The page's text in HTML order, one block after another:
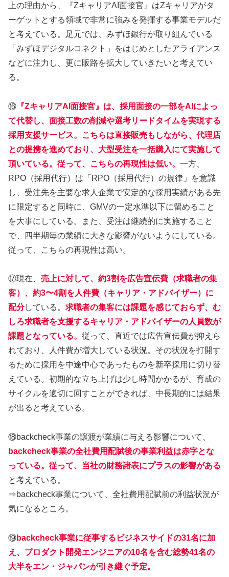
上の理由から、『ZキャリアAI面接官』はZキャリアがタ
ーゲットとする領域で非常に強みを発揮する事業モデルだ
と考えている。足元では、みずほ銀行が取り組んでいる
「みずほデジタルコネクト」をはじめとしたアライアンス
などに注力し、更に販路を拡大していきたいと考えてい
る。
⑯ 『ZキャリアAI面接官』は、採用面接の一部をAIによっ
て代替し、面接工数の削減や選考リードタイムを実現する
採用支援サービス。こちらは直接販売もしながら、代理店
との提携を進めており、大型受注を一括購入にて実施して
頂いている。従って、こちらの再現性は低い。 一方、
RPO（採用代行）は「RPO（採用代行）の規律」を意識
し、受注先を主要な求人企業で安定的な採用実績がある先
に限定すると同時に、GMVの一定水準以下に留めること
を大事にしている。また、受注は継続的に実施すること
で、四半期毎の業績に大きな影響がないようにしている。
従って、こちらの再現性は高い。
⑰現在、 売上に対して、約3割を広告宣伝費（求職者の集
客）、約3〜4割を人件費（キャリア・アドバイザー）に
配分している。 求職者の集客には課題を感じておらず、む
しろ求職者を支援するキャリア・アドバイザーの人員数が
課題となっている。 従って、直近では広告宣伝費が抑えら
れており、人件費が増大している状況。その状況を打開す
るために採用を中途中心であったものを新卒採用に切り替
えている。初期的な立ち上げは少し時間かかるが、育成の
サイクルを適切に回すことができれば、中長期的には結果
が出ると考えている。
⑱backcheck事業の譲渡が業績に与える影響について、
backcheck事業の全社費用配賦後の事業利益は赤字とな
っている。従って、当社の財務諸表にプラスの影響がある
と考えている。
⇒backcheck事業について、全社費用配賦前の利益状況が
気になるところ。
⑲backcheck事業に従事するビジネスサイドの31名に加
え、プロダクト開発エンジニアの10名を含む総勢41名の
大半をエン・ジャパンが引き継ぐ予定。